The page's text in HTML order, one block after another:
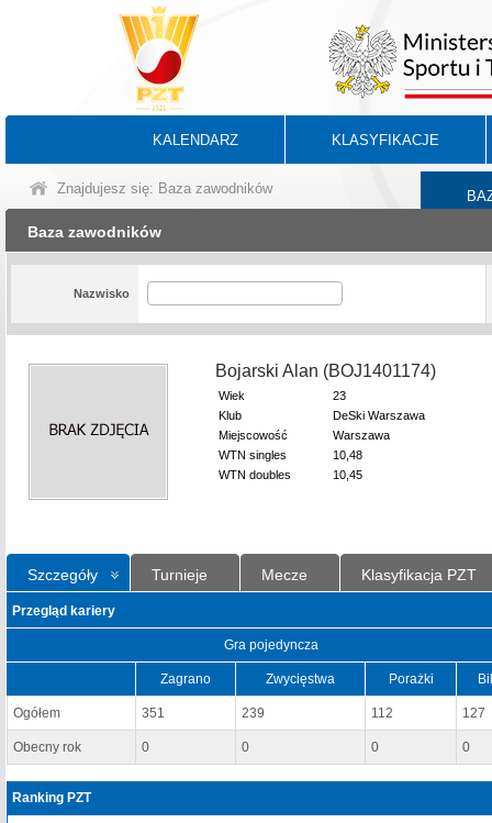
KALENDARZ KLASYFIKACJE
Znajdujesz się: Baza zawodników
Baza zawodników
Nazwisko
Bojarski Alan (BOJ1401174)
Wiek
23
Klub
DeSki Warszawa
Miejscowość
Warszawa
WTN singles
10,48
WTN doubles
10,45
Szczegóły Turnieje Mecze Klasyfikacja PZT
Przegląd kariery
Gra pojedyncza
Zagrano Zwycięstwa Porażki
Ogółem 351 239 112 127
Obecny rok 0 0 0 0
Ranking PZT